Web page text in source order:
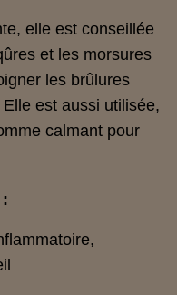
elle est conseillée
et les morsures
les brûlures
est aussi utilisée,
calmant pour